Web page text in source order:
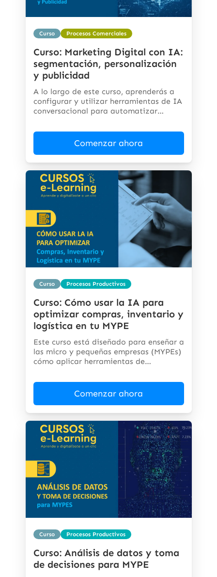
Curso Procesos Comerciales
Curso: Marketing Digital con IA:
segmentación, personalización
y publicidad
A lo largo de este curso, aprenderás a
configurar y utilizar herramientas de IA
conversacional para automatizar
Comenzar ahora
Curso Procesos Productivos
Curso: Cómo usar la IA para
optimizar compras, inventario y
logística en tu MYPE
Este curso está diseñado para enseñar a
las micro y pequeñas empresas (MYPEs)
cómo aplicar herramientas de
Comenzar ahora
Curso Procesos Productivos
Curso: Análisis de datos y toma
de decisiones para MYPE